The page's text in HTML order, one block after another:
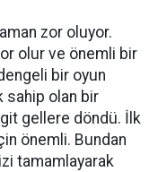
zor oluyor.
olur ve önemli bir
bir oyun
sahip olan bir
git gellere döndü. İlk
önemli. Bundan
tamamlayarak